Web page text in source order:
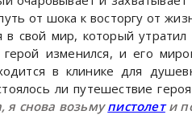
от шока к восторгу от
свой мир, который
изменился, и его
в клинике для
ли путешествие
я снова возьмупистолети